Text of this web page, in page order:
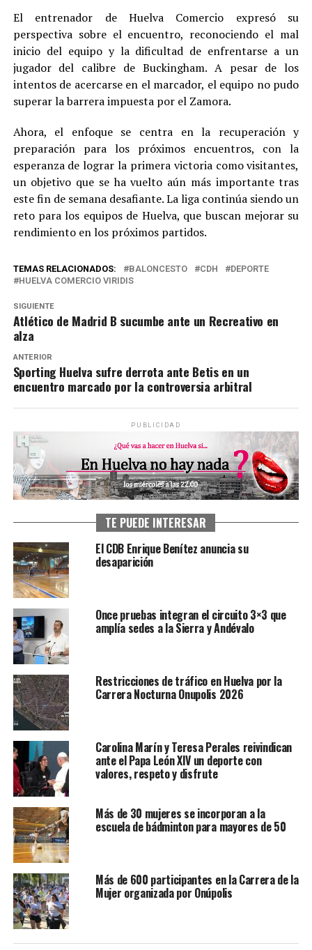
El entrenador de Huelva Comercio expresó su
perspectiva sobre el encuentro, reconociendo el mal
inicio del equipo y la dificultad de enfrentarse a un
jugador del calibre de Buckingham. A pesar de los
intentos de acercarse en el marcador, el equipo no pudo
superar la barrera impuesta por el Zamora.
Ahora, el enfoque se centra en la recuperación y
preparación para los próximos encuentros, con la
esperanza de lograr la primera victoria como visitantes,
un objetivo que se ha vuelto aún más importante tras
este fin de semana desafiante. La liga continúa siendo un
reto para los equipos de Huelva, que buscan mejorar su
rendimiento en los próximos partidos.
TEMAS RELACIONADOS: BALONCESTO CDH
DEPORTE
HUELVA COMERCIO VIRIDIS
SIGUIENTE
Atlético de Madrid B sucumbe ante un Recreativo en
alza
ANTERIOR
Sporting Huelva sufre derrota ante Betis en un
encuentro marcado por la controversia arbitral
PUBLICIDAD
TE PUEDE INTERESAR
El CDB Enrique Benítez anuncia su
desaparición
Once pruebas integran el circuito 3×3 que
amplía sedes a la Sierra y Andévalo
Restricciones de tráfico en Huelva por la
Carrera Nocturna Onupolis 2026
Carolina Marín y Teresa Perales reivindican
ante el Papa León XIV un deporte con
valores, respeto y disfrute
Más de 30 mujeres se incorporan a la
escuela de bádminton para mayores de 50
Más de 600 participantes en la Carrera de la
Mujer organizada por Onúpolis